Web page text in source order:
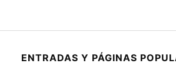
ENTRADAS Y PÁGINAS